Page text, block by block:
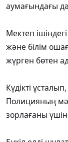
аумағындағы
Мектеп
және білім
жүрген бөтен
Күдікті
Полицияның
зорлағаны